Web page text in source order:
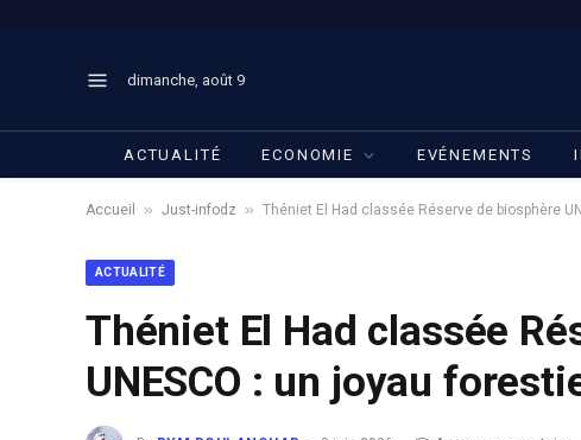
dimanche, août 9
ACTUALITÉ ECONOMIE EVÉNEMENTS
Accueil » Just-infodz » Théniet El Had classée Réserve de biosphère
ACTUALITÉ
Théniet El Had classée
UNESCO : un joyau